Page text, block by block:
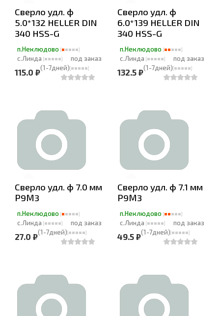
Cверло удл. ф
5.0*132 HELLER DIN
340 HSS-G
п.Неклюдово
с.Линда
под заказ
(1-7дней)
115.0 ₽
Cверло удл. ф
6.0*139 HELLER DIN
340 HSS-G
п.Неклюдово
с.Линда
под заказ
(1-7дней)
132.5 ₽
Cверло удл. ф 7.0 мм
Р9М3
п.Неклюдово
с.Линда
под заказ
(1-7дней)
27.0 ₽
Cверло удл. ф 7.1 мм
Р9М3
п.Неклюдово
с.Линда
под заказ
(1-7дней)
49.5 ₽